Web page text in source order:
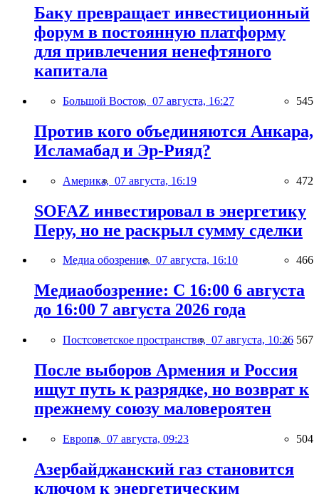
Баку превращает инвестиционный
форум в постоянную платформу
для привлечения ненефтяного
капитала
Большой Восток, 07 августа, 16:27 545
Против кого объединяются Анкара,
Исламабад и Эр-Рияд?
Америка, 07 августа, 16:19 472
SOFAZ инвестировал в энергетику
Перу, но не раскрыл сумму сделки
Медиа обозрение, 07 августа, 16:10 466
Медиаобозрение: С 16:00 6 августа
до 16:00 7 августа 2026 года
Постсоветское пространство, 07 августа, 10:26 567
После выборов Армения и Россия
ищут путь к разрядке, но возврат к
прежнему союзу маловероятен
Европа, 07 августа, 09:23 504
Азербайджанский газ становится
ключом к энергетическим